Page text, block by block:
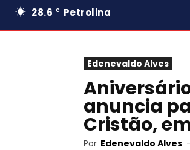
28.6 C Petrolina
Edenevaldo Alves
anuncia
Cristão,
Por Edenevaldo Alves -